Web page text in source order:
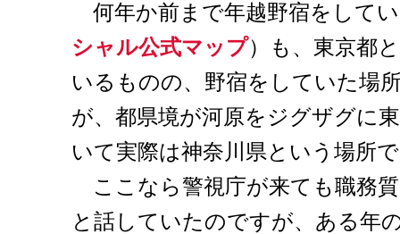
何年か前まで年越野宿をして
シャル公式マップ）も、東京都
いるものの、野宿をしていた場
が、都県境が河原をジグザグに
いて実際は神奈川県という場所
ここなら警視庁が来ても職務
と話していたのですが、ある年